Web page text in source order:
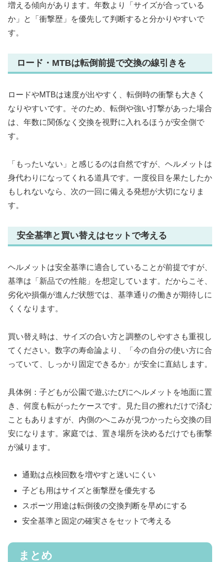
増える傾向があります。年数より「サイズが合っている
か」と「衝撃歴」を優先して判断すると分かりやすいで
す。
ロード・MTBは転倒前提で交換の線引きを
ロードやMTBは速度が出やすく、転倒時の衝撃も大きく
なりやすいです。そのため、転倒や強い打撃があった場合
は、年数に関係なく交換を視野に入れるほうが安全側で
す。
「もったいない」と感じるのは自然ですが、ヘルメットは
身代わりになってくれる道具です。一度役目を果たしたか
もしれないなら、次の一回に備える発想が大切になりま
す。
安全基準と買い替えはセットで考える
ヘルメットは安全基準に適合していることが前提ですが、
基準は「新品での性能」を想定しています。だからこそ、
劣化や損傷が進んだ状態では、基準通りの働きが期待しに
くくなります。
買い替え時は、サイズの合い方と調整のしやすさも重視し
てください。数字の寿命論より、「今の自分の使い方に合
っていて、しっかり固定できるか」が安全に直結します。
具体例：子どもが公園で遊ぶたびにヘルメットを地面に置
き、何度も転がったケースです。見た目の擦れだけで済む
こともありますが、内側のへこみが見つかったら交換の目
安になります。家庭では、置き場所を決めるだけでも衝撃
が減ります。
通勤は点検回数を増やすと迷いにくい
子ども用はサイズと衝撃歴を優先する
スポーツ用途は転倒後の交換判断を早めにする
安全基準と固定の確実さをセットで考える
まとめ